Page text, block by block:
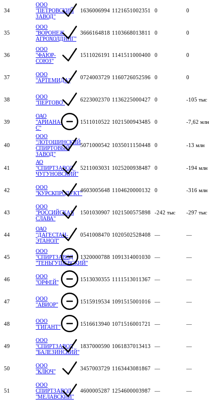
34
ООО
"ПЕТРОВСКИЙ
ЗАВОД"
1636006994 1121651002351 0 0
35
ООО
"ВОРОНЕЖ
АГРОХОЛДИНГ"
3666164818 1103668013811 0 0
36
ООО
"ФАЮР-
СОЮЗ"
1511026191 1141511000400 0 0
37
ООО
"АРТЕМИДА"
0724003729 1160726052596 0 0
38
ООО
"ПЕРТОВО"
6223002370 1136225000427 0 -105 тыс
39
ОАО
"АРИАНА-
С"
1511010522 1021500943485 0 -7,62 млн
40
ООО
"ЛОТОШИНСКИЙ
СПИРТОВЫЙ
ЗАВОД"
5071000542 1035011150448 0 -13 млн
41
АО
"СПИРТЗАВОД
ЧУГУНОВСКИЙ"
5211003031 1025200938487 0 -194 млн
42
ООО
"КУРСКПРОДУКТ"4603005648 1104620000132 0 -316 млн
43
ООО
"РОССИЙСКАЯ
СЛАВА"
1501030907 1021500575898 -242 тыс -297 тыс
44
ОАО
"ДАГЕСТАН-
ЭТАНОЛ"
0541008470 1020502528408 — —
45
ООО
"СПИРТЗАВОД
"ТЕНЬГУШЕВСКИЙ"
1320000788 1091314001030 — —
46
ООО
"ОРФЕЙ"
1513030355 1111513011367 — —
47
ООО
"АВИОР"
1515919534 1091515001016 — —
48
ООО
"ГИГАНТ"
1516613940 1071516001721 — —
49
ООО
"СПИРТЗАВОД
"БАЛЕЗИНСКИЙ"
1837000590 1061837013413 — —
50
ООО
"КЛЮЧ"
3457003729 1163443081867 — —
51
ООО
СПИРТЗАВОД
"МЕЛАВСКИЙ"
4600005287 1254600003987 — —